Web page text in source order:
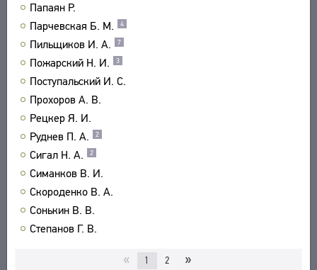
Папаян Р.
Парчевская Б. М.
4
Пильщиков И. А. 7
Пожарский Н. И. 3
Поступальский И. С.
Прохоров А. В.
Рецкер Я. И.
Руднев П. А.
2
Сигал Н. А. 2
Симанков В. И.
Скороденко В. А.
Сонькин В. В.
Степанов Г. В.
« 1 2 »